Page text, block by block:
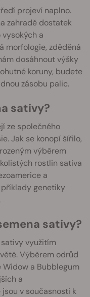
projeví naplno.
zahradě dostatek
a
morfologie, zděděná
dosáhnout výšky
koruny, budete
zásobu palic.
sativy?
ze společného
Jak se konopí šířilo,
výběrem
rostlin sativa
a
příklady genetiky
sativy?
využitím
Výběrem odrůd
Widow a Bubblegum
a
v současnosti k